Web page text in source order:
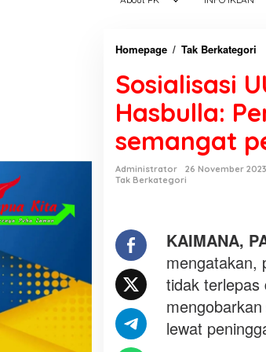
Homepage / Tak Berkategori
s
a
l
i
s
U
U
a
g
a
r
Sosialisasi
Hasbulla:
semangat
Administrator
26 November 2023
Tak Berkategori
KAIMANA,
mengatakan,
tidak terlepas
lewat